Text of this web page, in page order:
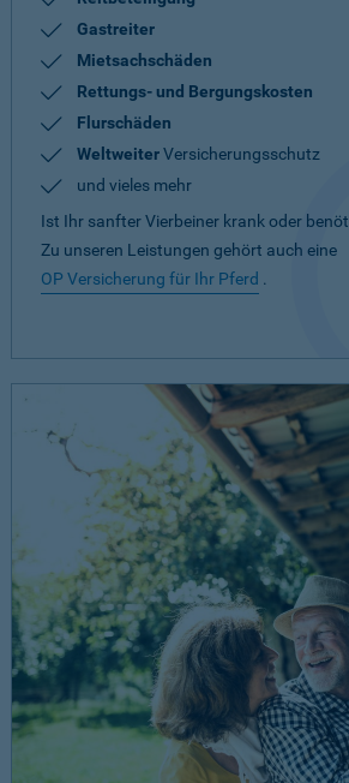
Gastreiter
Mietsachschäden
Rettungs- und Bergungskosten
Flurschäden
WeltweiterVersicherungsschutz
und vieles mehr
Ist Ihr sanfter Vierbeiner krank oder
Zu unseren Leistungen gehört auch eine
OP Versicherung für Ihr Pferd .